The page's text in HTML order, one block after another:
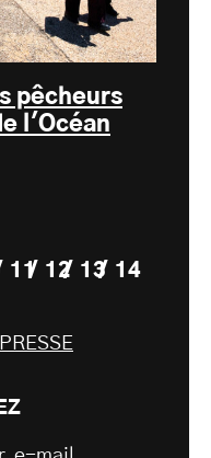
pêcheurs
l'Océan
11 12 13 14